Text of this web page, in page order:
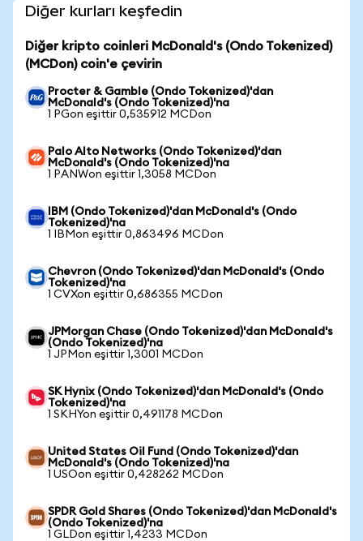
Diğer kurları keşfedin
Diğer kripto coinleri McDonald's (Ondo Tokenized)
(MCDon) coin'e çevirin
Procter & Gamble (Ondo Tokenized)'dan
McDonald's (Ondo Tokenized)'na
1 PGon eşittir 0,535912 MCDon
Palo Alto Networks (Ondo Tokenized)'dan
McDonald's (Ondo Tokenized)'na
1 PANWon eşittir 1,3058 MCDon
IBM (Ondo Tokenized)'dan McDonald's (Ondo
Tokenized)'na
1 IBMon eşittir 0,863496 MCDon
Chevron (Ondo Tokenized)'dan McDonald's (Ondo
Tokenized)'na
1 CVXon eşittir 0,686355 MCDon
JPMorgan Chase (Ondo Tokenized)'dan McDonald's
(Ondo Tokenized)'na
1 JPMon eşittir 1,3001 MCDon
SK Hynix (Ondo Tokenized)'dan McDonald's (Ondo
Tokenized)'na
1 SKHYon eşittir 0,491178 MCDon
United States Oil Fund (Ondo Tokenized)'dan
McDonald's (Ondo Tokenized)'na
1 USOon eşittir 0,428262 MCDon
SPDR Gold Shares (Ondo Tokenized)'dan McDonald's
(Ondo Tokenized)'na
1 GLDon eşittir 1,4233 MCDon